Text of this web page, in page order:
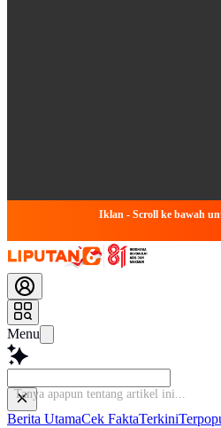
Iklan - Scroll ke bawah
Menu
B
Berita UtamaCek FaktaTerkini